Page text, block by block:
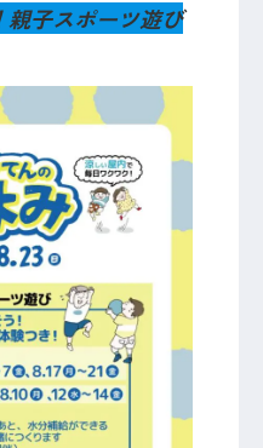
子スポーツ遊び